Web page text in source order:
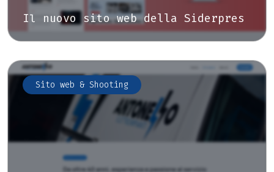
Il nuovo sito web della Siderpres
Sito web & Shooting